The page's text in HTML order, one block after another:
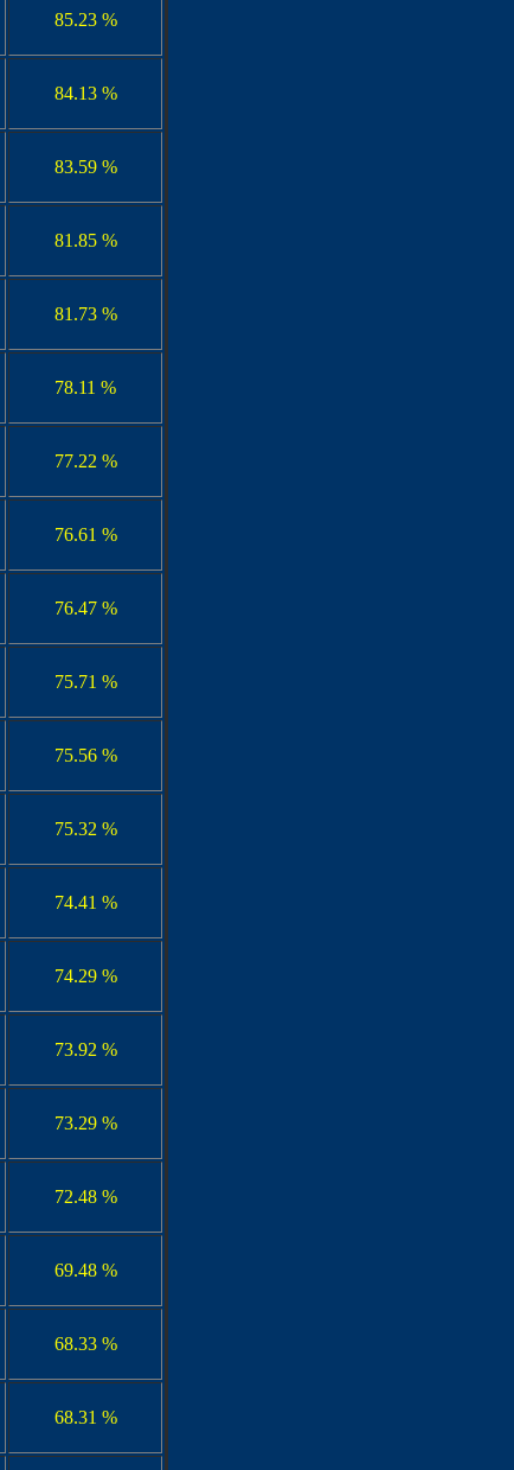
85.23 %
84.13 %
83.59 %
81.85 %
81.73 %
78.11 %
77.22 %
76.61 %
76.47 %
75.71 %
75.56 %
75.32 %
74.41 %
74.29 %
73.92 %
73.29 %
72.48 %
69.48 %
68.33 %
68.31 %